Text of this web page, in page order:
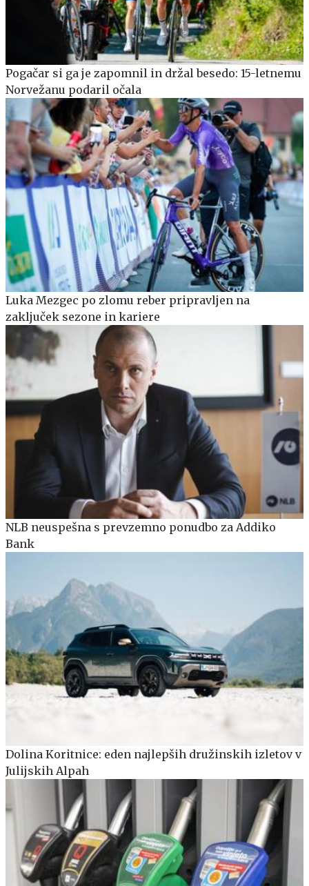
Pogačar si ga je zapomnil in držal besedo: 15-letnemu
Norvežanu podaril očala
Luka Mezgec po zlomu reber pripravljen na
zaključek sezone in kariere
NLB neuspešna s prevzemno ponudbo za Addiko
Bank
Dolina Koritnice: eden najlepših družinskih izletov v
Julijskih Alpah